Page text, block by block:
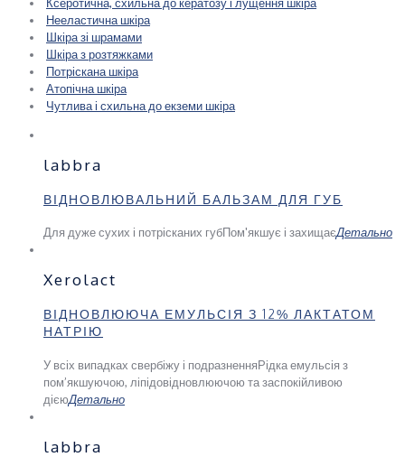
Нееластична шкіра
Шкіра зі шрамами
Шкіра з розтяжками
Потріскана шкіра
Атопічна шкіра
Чутлива і схильна до екземи шкіра
labbra
ВІДНОВЛЮВАЛЬНИЙ БАЛЬЗАМ ДЛЯ ГУБ
Для дуже сухих і потрісканих губПом'якшує і захищаєДетально
Xerolact
ВІДНОВЛЮЮЧА ЕМУЛЬСІЯ З 12% ЛАКТАТОМ
НАТРІЮ
У всіх випадках свербіжу і подразненняРідка емульсія з
пом’якшуючою, ліпідовідновлюючою та заспокійливою
дієюДетально
labbra